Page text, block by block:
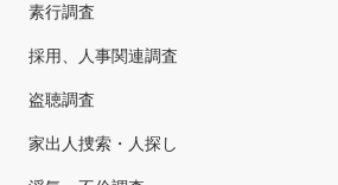
素行調査
採用、人事関連調査
盗聴調査
家出人捜索・人探し